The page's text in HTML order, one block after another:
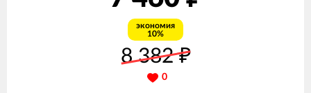
экономия
10%
8 382₽
0